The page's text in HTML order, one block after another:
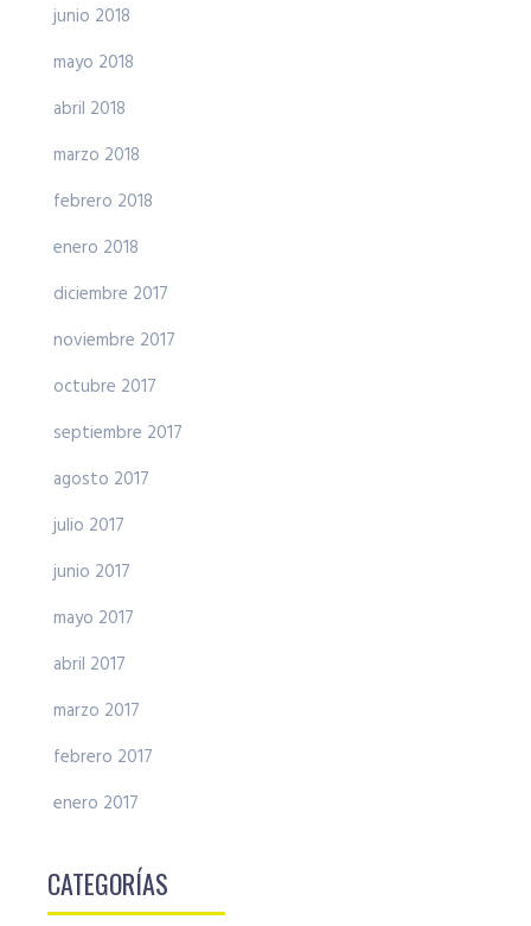
junio 2018
mayo 2018
abril 2018
marzo 2018
febrero 2018
enero 2018
diciembre 2017
noviembre 2017
octubre 2017
septiembre 2017
agosto 2017
julio 2017
junio 2017
mayo 2017
abril 2017
marzo 2017
febrero 2017
enero 2017
CATEGORÍAS